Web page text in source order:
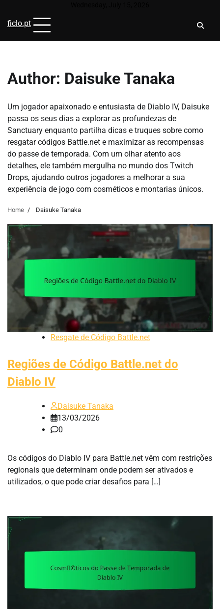
content
ficlo.pt
Author: Daisuke Tanaka
Um jogador apaixonado e entusiasta de Diablo IV, Daisuke
passa os seus dias a explorar as profundezas de
Sanctuary enquanto partilha dicas e truques sobre como
resgatar códigos Battle.net e maximizar as recompensas
do passe de temporada. Com um olhar atento aos
detalhes, ele também mergulha no mundo dos Twitch
Drops, ajudando outros jogadores a melhorar a sua
experiência de jogo com cosméticos e montarias únicos.
Home Daisuke Tanaka
Resgate de Código Battle.net
Regiões de Código Battle.net do
Diablo IV
Daisuke Tanaka
13/03/2026
0
Os códigos do Diablo IV para Battle.net vêm com restrições
regionais que determinam onde podem ser ativados e
utilizados, o que pode criar desafios para […]